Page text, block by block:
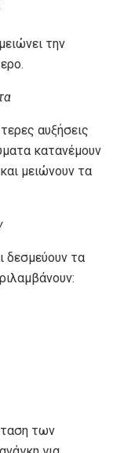
την
αυξήσεις
κατανέμουν
μειώνουν τα
δεσμεύουν τα
των